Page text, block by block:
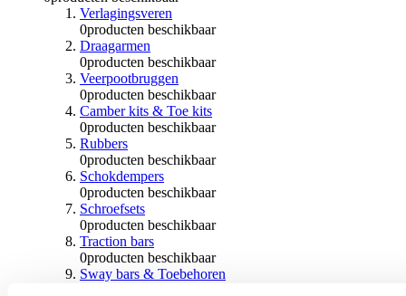
Verlagingsveren
0producten beschikbaar
Draagarmen
0producten beschikbaar
Veerpootbruggen
0producten beschikbaar
Camber kits & Toe kits
0producten beschikbaar
Rubbers
0producten beschikbaar
Schokdempers
0producten beschikbaar
Schroefsets
0producten beschikbaar
Traction bars
0producten beschikbaar
Sway bars & Toebehoren